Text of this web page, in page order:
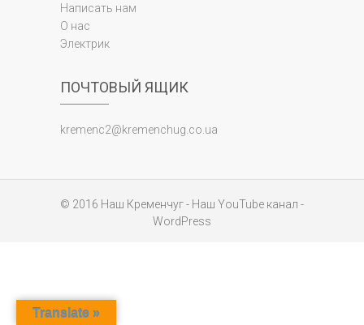
Написать нам
О нас
Электрик
ПОЧТОВЫЙ ЯЩИК
kremenc2@kremenchug.co.ua
© 2016 Наш Кременчуг- Наш YouTube канал -
WordPress
Translate »